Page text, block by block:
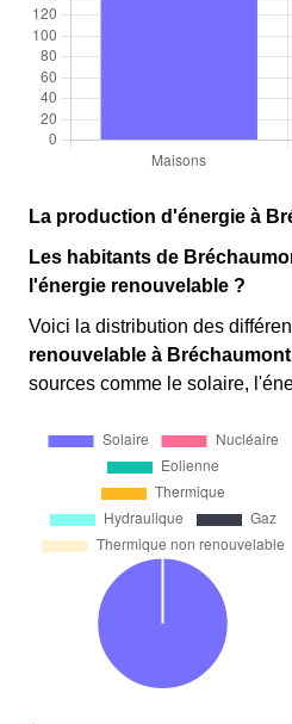
La production d'énergie à
Les habitants de
l'énergie renouvelable ?
Voici la distribution des
renouvelable à Bréchaumont
sources comme le solaire,